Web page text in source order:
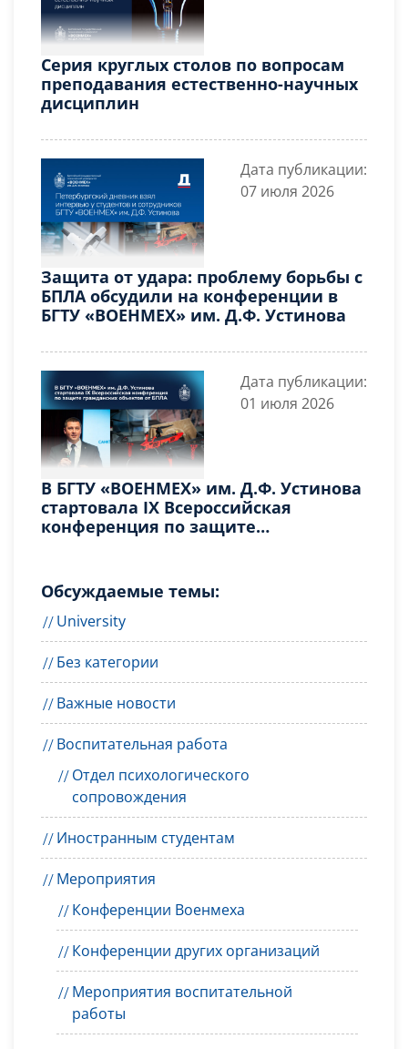
Серия круглых столов по вопросам
преподавания естественно-научных
дисциплин
Дата публикации:
07 июля 2026
Защита от удара: проблему борьбы с
БПЛА обсудили на конференции в
БГТУ «ВОЕНМЕХ» им. Д.Ф. Устинова
Дата публикации:
01 июля 2026
В БГТУ «ВОЕНМЕХ» им. Д.Ф. Устинова
стартовала IX Всероссийская
конференция по защите
Обсуждаемые темы:
University
Без категории
Важные новости
Воспитательная работа
Отдел психологического
сопровождения
Иностранным студентам
Мероприятия
Конференции Военмеха
Конференции других организаций
Мероприятия воспитательной
работы